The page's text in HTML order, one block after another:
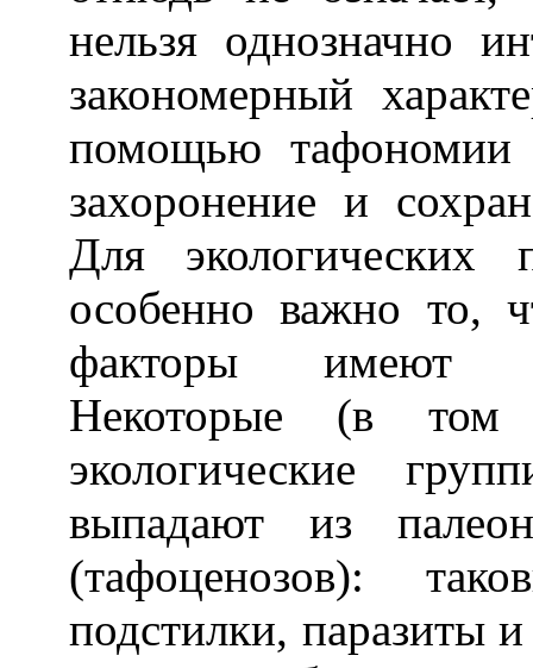
нельзя однозначно
закономерный
помощью
захоронение и
Для экологических
особенно важно то,
факторы имеют
Некоторые (в том
экологические
выпадают из
(тафоценозов):
подстилки, паразиты